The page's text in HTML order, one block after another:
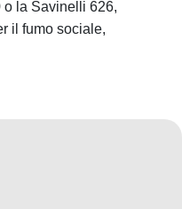
la Savinelli 626,
il fumo sociale,